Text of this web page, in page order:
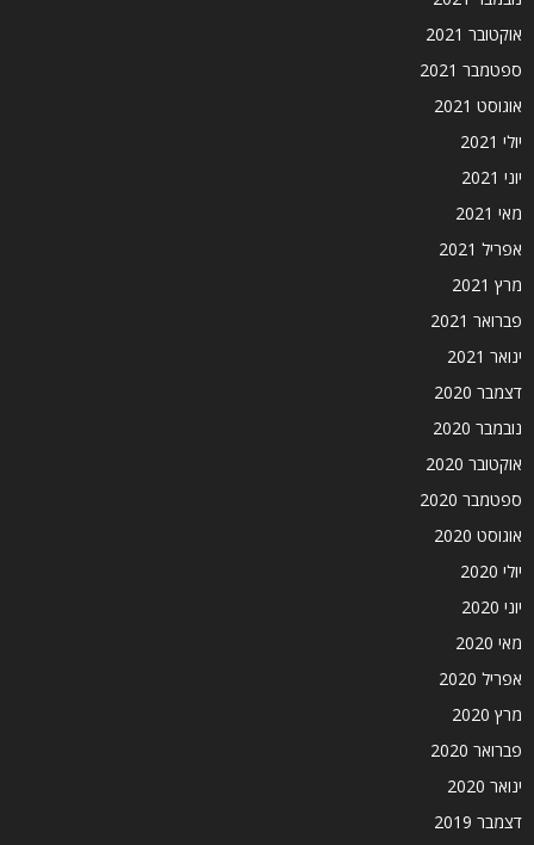
אוקטובר 2021
ספטמבר 2021
אוגוסט 2021
יולי 2021
יוני 2021
מאי 2021
אפריל 2021
מרץ 2021
פברואר 2021
ינואר 2021
דצמבר 2020
נובמבר 2020
אוקטובר 2020
ספטמבר 2020
אוגוסט 2020
יולי 2020
יוני 2020
מאי 2020
אפריל 2020
מרץ 2020
פברואר 2020
ינואר 2020
דצמבר 2019